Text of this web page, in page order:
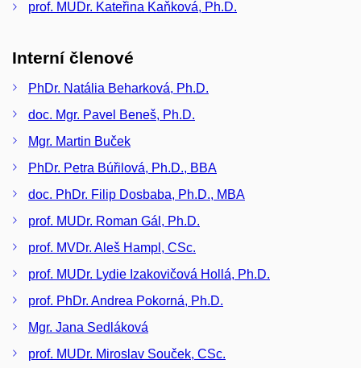
prof. MUDr. Kateřina Kaňková, Ph.D.
Interní členové
PhDr. Natália Beharková, Ph.D.
doc. Mgr. Pavel Beneš, Ph.D.
Mgr. Martin Buček
PhDr. Petra Búřilová, Ph.D., BBA
doc. PhDr. Filip Dosbaba, Ph.D., MBA
prof. MUDr. Roman Gál, Ph.D.
prof. MVDr. Aleš Hampl, CSc.
prof. MUDr. Lydie Izakovičová Hollá, Ph.D.
prof. PhDr. Andrea Pokorná, Ph.D.
Mgr. Jana Sedláková
prof. MUDr. Miroslav Souček, CSc.